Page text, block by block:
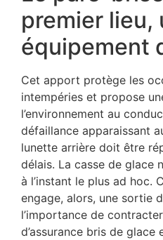
premier lieu,
équipement
Cet apport protège les
intempéries et propose
l’environnement au
défaillance apparaissant
lunette arrière doit être
délais. La casse de glace
à l’instant le plus ad hoc.
engage, alors, une sortie
l’importance de
d’assurance bris de glace